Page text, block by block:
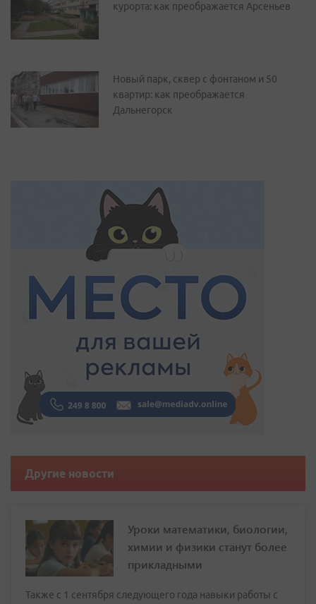
курорта: как преображается Арсеньев
Новый парк, сквер с фонтаном и 50
квартир: как преображается
Дальнегорск
Другие новости
Уроки математики, биологии,
химии и физики станут более
прикладными
Также с 1 сентября следующего года навыки работы с